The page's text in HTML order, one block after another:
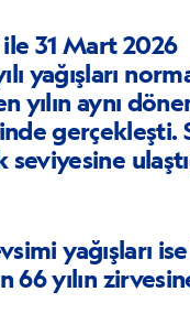
31 Mart 2026
yağışları
yılın aynı
gerçekleşti.
seviyesine
yağışları ise
66 yılın